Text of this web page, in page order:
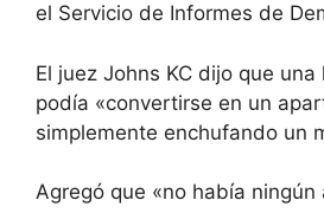
el Servicio de Informes de
El juez Johns KC dijo que
podía «convertirse en un
simplemente enchufando un
Agregó que «no había